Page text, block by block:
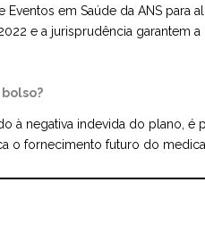
em Saúde da ANS para
e a jurisprudência
à negativa indevida do plano,
o fornecimento futuro do